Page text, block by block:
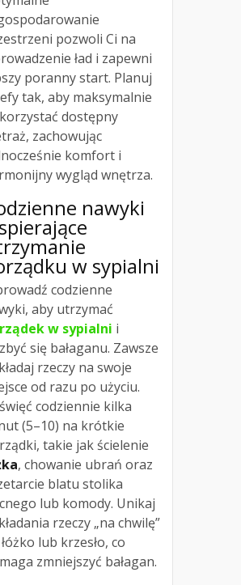
pozwoli Ci na
ład i zapewni
poranny start. Planuj
tak, aby maksymalnie
dostępny
zachowując
komfort i
wygląd wnętrza.
nawyki
w sypialni
codzienne
aby utrzymać
w sypialni i
się bałaganu. Zawsze
rzeczy na swoje
od razu po użyciu.
codziennie kilka
(5–10) na krótkie
takie jak ścielenie
, chowanie ubrań oraz
blatu stolika
lub komody. Unikaj
rzeczy „na chwilę”
lub krzesło, co
zmniejszyć bałagan.